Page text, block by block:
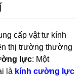
cấp vật tư kính
thị trường thường
lực: Một
là kính cường lực